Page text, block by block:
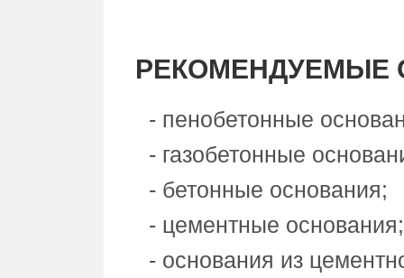
РЕКОМЕНДУЕМЫЕ
- пенобетонные
- газобетонные
- бетонные основания;
- цементные основания;
- основания из